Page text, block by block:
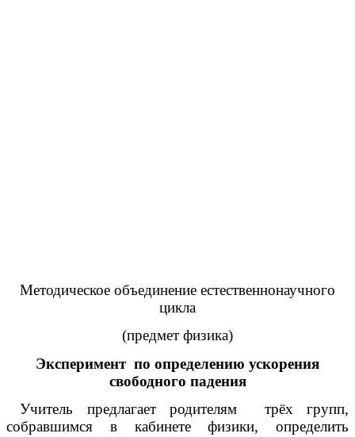
Методическое объединение естественнонаучного
цикла
(предмет физика)
Эксперимент по определению ускорения
свободного падения
Учитель предлагает родителям трёх групп,
собравшимся в кабинете физики, определить